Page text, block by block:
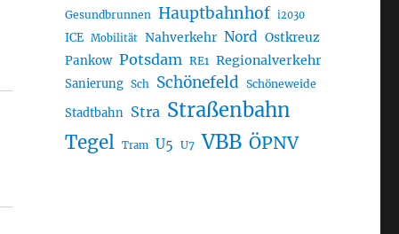
Gesundbrunnen Hauptbahnhof i2030
ICE Mobilität Nahverkehr Nord Ostkreuz
Pankow Potsdam RE1 Regionalverkehr
Sanierung Sch Schönefeld Schöneweide
Stadtbahn Stra Straßenbahn
Tegel Tram U5 U7 VBB ÖPNV